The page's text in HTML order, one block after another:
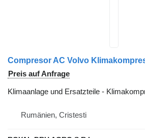
Preis auf Anfrage
Klimaanlage und Ersatzteile -
Rumänien, Cristesti